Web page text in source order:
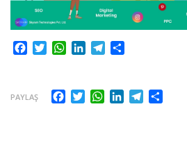
Facebook
TwitterWhatsApp
LinkedInTelegram
PAYLAŞ Facebook
TwitterWhatsApp
LinkedInTelegram